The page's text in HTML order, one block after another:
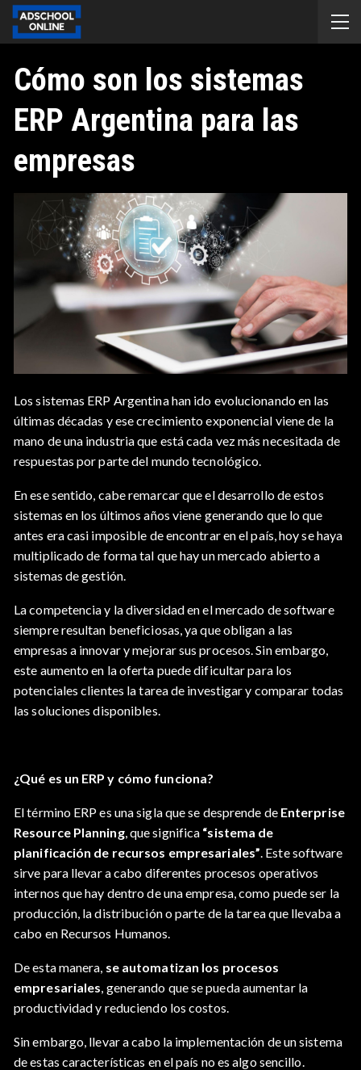
Cómo son los sistemas
ERP Argentina para las
empresas
Los sistemas ERP Argentina han ido evolucionando en las
últimas décadas y ese crecimiento exponencial viene de la
mano de una industria que está cada vez más necesitada de
respuestas por parte del mundo tecnológico.
En ese sentido, cabe remarcar que el desarrollo de estos
sistemas en los últimos años viene generando que lo que
antes era casi imposible de encontrar en el país, hoy se haya
multiplicado de forma tal que hay un mercado abierto a
sistemas de gestión.
La competencia y la diversidad en el mercado de software
siempre resultan beneficiosas, ya que obligan a las
empresas a innovar y mejorar sus procesos. Sin embargo,
este aumento en la oferta puede dificultar para los
potenciales clientes la tarea de investigar y comparar todas
las soluciones disponibles.
¿Qué es un ERP y cómo funciona?
El término ERP es una sigla que se desprende de Enterprise
Resource Planning, que significa “sistema de
planificación de recursos empresariales” . Este software
sirve para llevar a cabo diferentes procesos operativos
internos que hay dentro de una empresa, como puede ser la
producción, la distribución o parte de la tarea que llevaba a
cabo en Recursos Humanos.
De esta manera, se automatizan los procesos
empresariales , generando que se pueda aumentar la
productividad y reduciendo los costos.
Sin embargo, llevar a cabo la implementación de un sistema
de estas características en el país no es algo sencillo.